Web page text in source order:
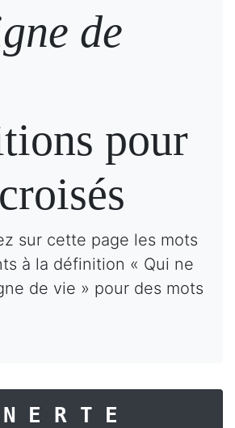
de
pour
sur cette page les mots
à la définition « Qui ne
de vie » pour des mots